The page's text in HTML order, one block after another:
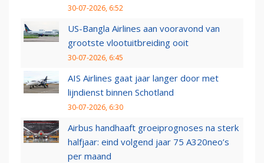
30-07-2026, 6:52
US-Bangla Airlines aan vooravond van
grootste vlootuitbreiding ooit
30-07-2026, 6:45
AIS Airlines gaat jaar langer door met
lijndienst binnen Schotland
30-07-2026, 6:30
Airbus handhaaft groeiprognoses na sterk
halfjaar: eind volgend jaar 75 A320neo’s
per maand